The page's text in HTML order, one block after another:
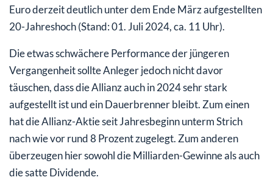
Euro derzeit deutlich unter dem Ende März aufgestellten
20-Jahreshoch (Stand: 01. Juli 2024, ca. 11 Uhr).
Die etwas schwächere Performance der jüngeren
Vergangenheit sollte Anleger jedoch nicht davor
täuschen, dass die Allianz auch in 2024 sehr stark
aufgestellt ist und ein Dauerbrenner bleibt. Zum einen
hat die Allianz-Aktie seit Jahresbeginn unterm Strich
nach wie vor rund 8 Prozent zugelegt. Zum anderen
überzeugen hier sowohl die Milliarden-Gewinne als auch
die satte Dividende.